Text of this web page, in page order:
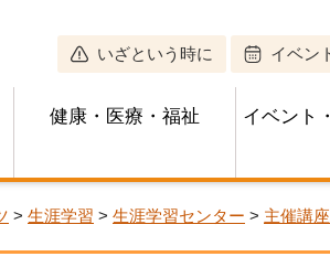
いざという時に イベン
健康・医療・福祉
イベント
> 生涯学習 > 生涯学習センター > 主催講